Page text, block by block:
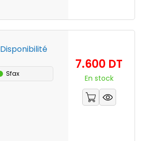
Disponibilité
Sfax
7.600 DT
En stock